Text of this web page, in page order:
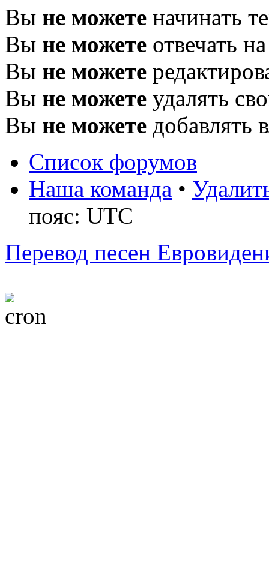
Вы не можете начинать
Вы не можете отвечать
Вы не можете
Вы не можете удалять
Вы не можете добавлять
Список форумов
Наша команда •
пояс: UTC
Перевод песен